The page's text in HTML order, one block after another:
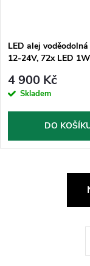
LED alej
12-24V, 72x LED
R65
4 900 Kč
Skladem
DO